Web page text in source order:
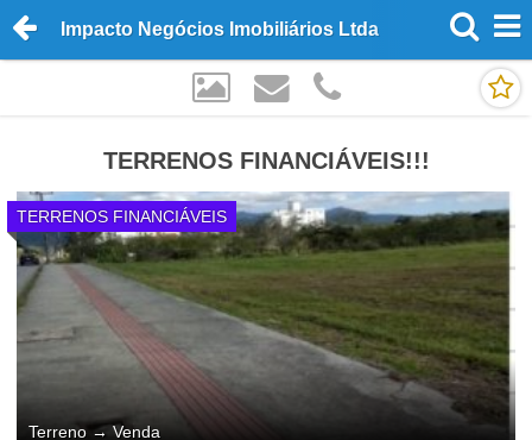
Impacto Negócios Imobiliários Ltda
TERRENOS FINANCIÁVEIS!!!
TERRENOS FINANCIÁVEIS
Terreno →Venda